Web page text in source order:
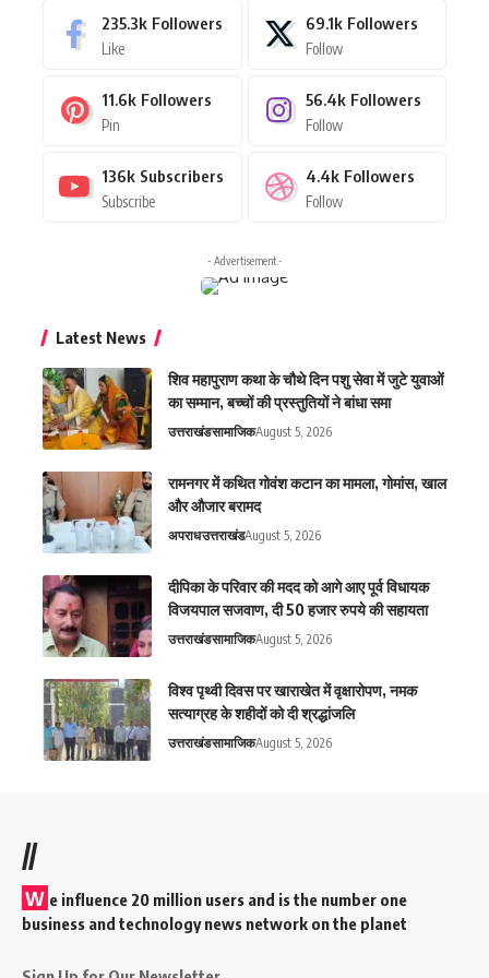
235.3k Followers
Like
69.1k Followers
Follow
11.6k Followers
Pin
56.4k Followers
Follow
136k Subscribers
Subscribe
4.4k Followers
Follow
- Advertisement -
Latest News
शिव महापुराण कथा के चौथे दिन पशु सेवा में जुटे युवाओं
का सम्मान, बच्चों की प्रस्तुतियों ने बांधा समा
उत्तराखंडसामाजिकAugust 5, 2026
रामनगर में कथित गोवंश कटान का मामला, गोमांस, खाल
और औजार बरामद
अपराधउत्तराखंडAugust 5, 2026
दीपिका के परिवार की मदद को आगे आए पूर्व विधायक
विजयपाल सजवाण, दी 50 हजार रुपये की सहायता
उत्तराखंडसामाजिकAugust 5, 2026
विश्व पृथ्वी दिवस पर खाराखेत में वृक्षारोपण, नमक
सत्याग्रह के शहीदों को दी श्रद्धांजलि
उत्तराखंडसामाजिकAugust 5, 2026
//
W e influence 20 million users and is the number one
business and technology news network on the planet